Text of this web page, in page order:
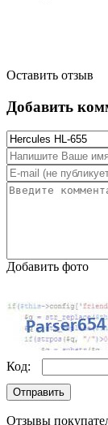
Оставить отзыв
Добавить
Добавить фото
Код:
Отправить
Отзывы